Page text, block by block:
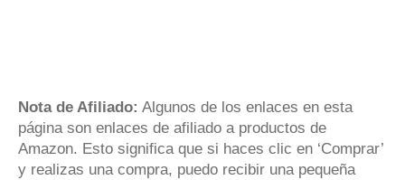
Nota de Afiliado: Algunos de los enlaces en esta
página son enlaces de afiliado a productos de
Amazon. Esto significa que si haces clic en ‘Comprar’
y realizas una compra, puedo recibir una pequeña